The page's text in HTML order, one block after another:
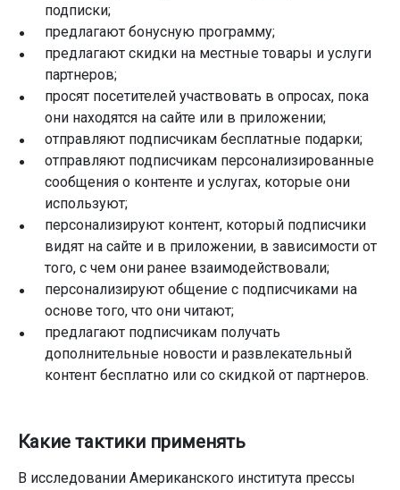
подписки;
предлагают бонусную программу;
предлагают скидки на местные товары и услуги
партнеров;
просят посетителей участвовать в опросах, пока
они находятся на сайте или в приложении;
отправляют подписчикам бесплатные подарки;
отправляют подписчикам персонализированные
сообщения о контенте и услугах, которые они
используют;
персонализируют контент, который подписчики
видят на сайте и в приложении, в зависимости от
того, с чем они ранее взаимодействовали;
персонализируют общение с подписчиками на
основе того, что они читают;
предлагают подписчикам получать
дополнительные новости и развлекательный
контент бесплатно или со скидкой от партнеров.
Какие тактики применять
В исследовании Американского института прессы